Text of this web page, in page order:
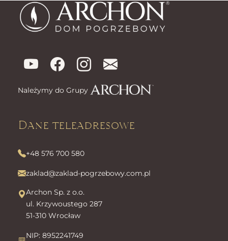
Należymy do Grupy
Dane teleadresowe
+48 576 700 580
zaklad@zaklad-pogrzebowy.com.pl
Archon Sp. z o.o.
ul. Krzywoustego 287
51-310 Wrocław
NIP: 8952241749